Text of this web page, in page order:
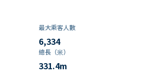
最大乘客人數
6,334
總長（米）
331.4m